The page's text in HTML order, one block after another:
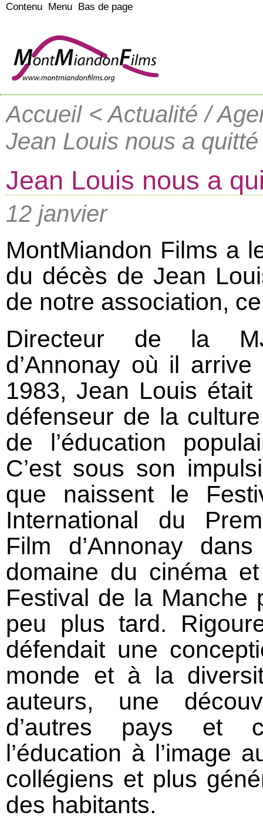
Contenu Menu Bas de page
Accueil< Actualité /
Jean Louis nous a quitté
Jean Louis nous a
12 janvier
MontMiandon Films a
du décès de Jean
de notre association,
Directeur de la
d’Annonay où il arrive
1983, Jean Louis était
défenseur de la
de l’éducation
C’est sous son
que naissent le
International du
Film d’Annonay
domaine du cinéma
Festival de la
peu plus tard.
défendait une
monde et à la
auteurs, une
d’autres pays et
l’éducation à l’image
collégiens et plus
des habitants.